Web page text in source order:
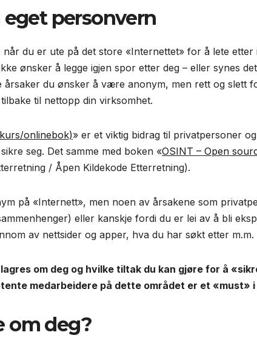
eget personvern
du er ute på det store «Internettet» for å lete
ønsker å legge igjen spor etter deg – eller synes
årsaker du ønsker å være anonym, men rett og slett
til nettopp din virksomhet.
onlinebok)» er et viktig bidrag til privatpersoner
seg. Det samme med boken «OSINT – Open
/ Åpen Kildekode Etterretning).
på «Internett», men noen av årsakene som
eller kanskje fordi du er lei av å bli
av nettsider og apper, hva du har søkt etter m.m.
om deg og hvilke tiltak du kan gjøre for å
medarbeidere på dette området er et «must»
om deg?